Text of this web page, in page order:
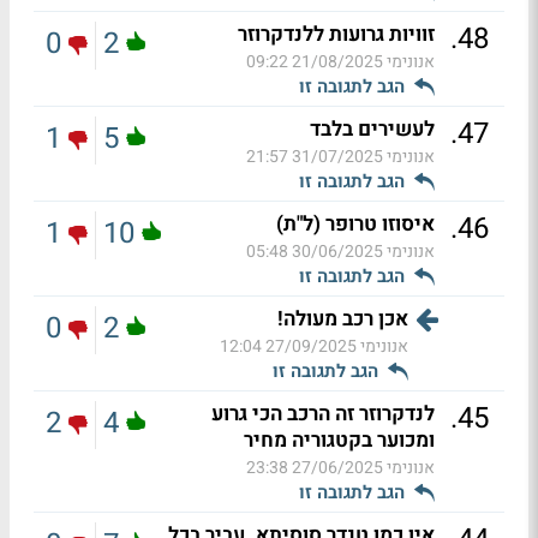
48
. זוויות גרועות ללנדקרוזר
אנונימי21/08/2025 09:22
הגב לתגובה זו
2
0
47
. לעשירים בלבד
אנונימי31/07/2025 21:57
הגב לתגובה זו
5
1
46
. איסוזו טרופר (ל"ת)
אנונימי30/06/2025 05:48
הגב לתגובה זו
10
1
אכן רכב מעולה!
אנונימי27/09/2025 12:04
הגב לתגובה זו
2
0
45
. לנדקרוזר זה הרכב הכי גרוע
ומכוער בקטגוריה מחיר
אנונימי27/06/2025 23:38
הגב לתגובה זו
4
2